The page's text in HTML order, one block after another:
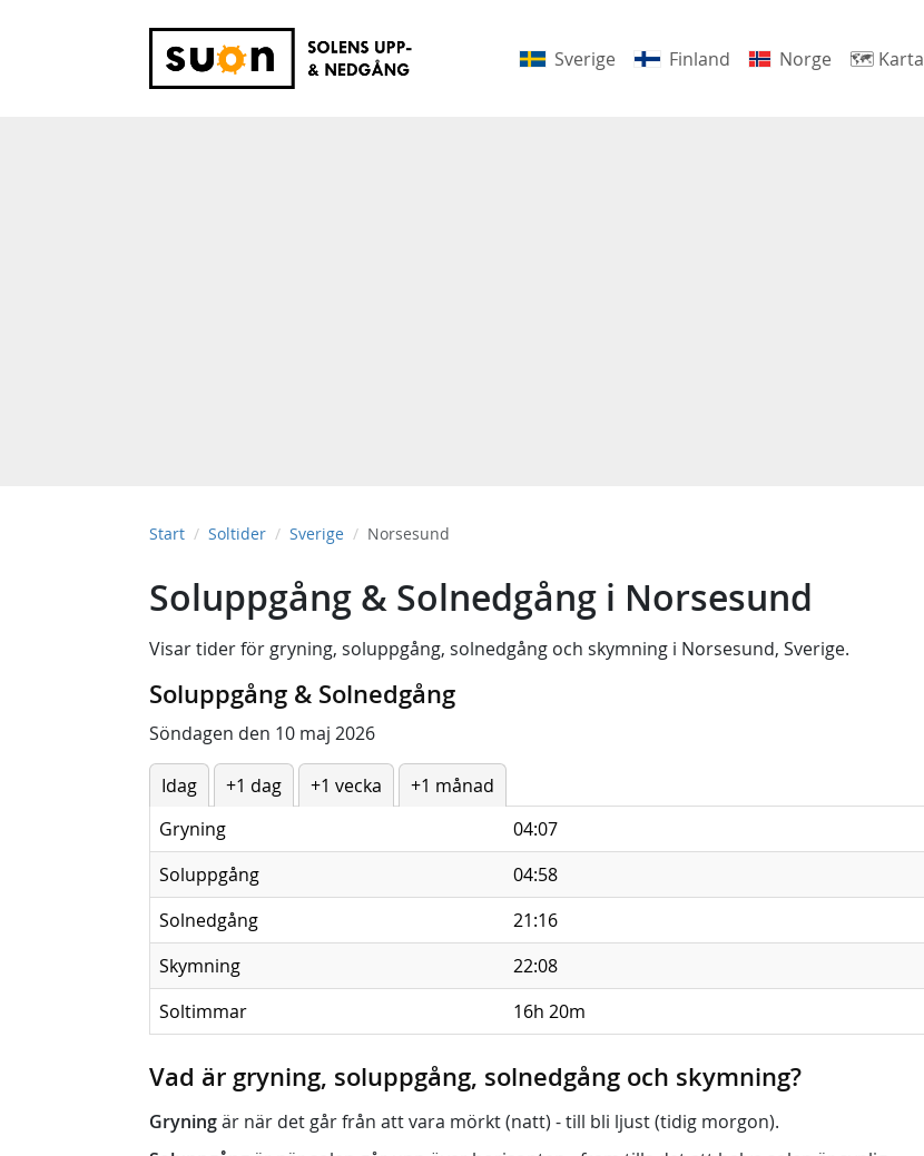
Sverige Finland Norge 🗺 Karta
Start Soltider Sverige Norsesund
Soluppgång & Solnedgång i Norsesund
Visar tider för gryning, soluppgång, solnedgång och skymning i Norsesund, Sverige.
Soluppgång & Solnedgång
Söndagen den 10 maj 2026
Idag +1 dag +1 vecka
+1 månad
Gryning
04:07
Soluppgång
04:58
Solnedgång
21:16
Skymning
22:08
Soltimmar
16h 20m
Vad är gryning, soluppgång, solnedgång och skymning?
Gryningär när det går från att vara mörkt (natt) - till bli ljust (tidig morgon).